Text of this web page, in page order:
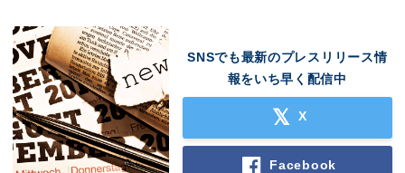
SNSでも最新のプレスリリース情
報をいち早く配信中
X
Facebook